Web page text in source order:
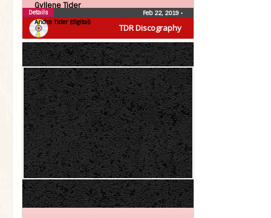
TDR Discography
Gyllene Tider
Andra Tider (digital)
Feb 22, 2019 •
Details